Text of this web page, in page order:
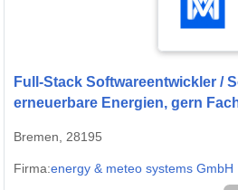
Full-Stack Softwareentwickler /
erneuerbare Energien, gern
GmbH
Bremen, 28195
Firma:energy & meteo systems GmbH